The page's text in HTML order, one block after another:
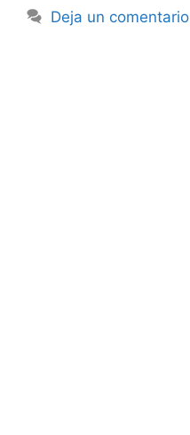
Deja un comentario